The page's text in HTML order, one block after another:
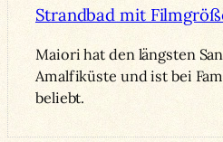
Maiori hat den längsten
Amalfiküste und ist bei
beliebt.